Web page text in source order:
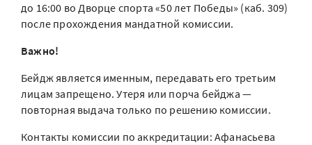
до 16:00 во Дворце спорта «50 лет Победы» (каб. 309)
после прохождения мандатной комиссии.
Важно!
Бейдж является именным, передавать его третьим
лицам запрещено. Утеря или порча бейджа —
повторная выдача только по решению комиссии.
Контакты комиссии по аккредитации: Афанасьева